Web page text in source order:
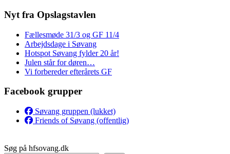
Nyt fra Opslagstavlen
Fællesmøde 31/3 og GF 11/4
Arbejdsdage i Søvang
Hotspot Søvang fylder 20 år!
Julen står for døren…
Vi forbereder efterårets GF
Facebook grupper
Søvang gruppen (lukket)
Friends of Søvang (offentlig)
Søg på hfsovang.dk